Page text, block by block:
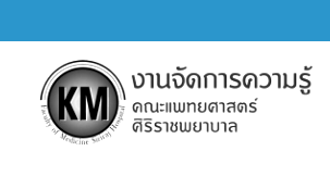
to
content